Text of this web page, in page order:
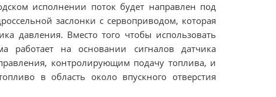
исполнении поток будет направлен под
заслонки с сервоприводом, которая
давления. Вместо того чтобы использовать
работает на основании сигналов датчика
контролирующим подачу топлива, и
в область около впускного отверстия